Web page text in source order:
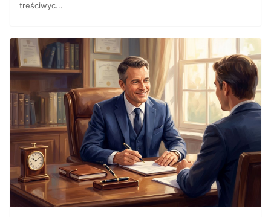
treściwyc...